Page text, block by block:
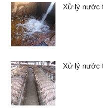
Xử lý nước
Xử lý nước